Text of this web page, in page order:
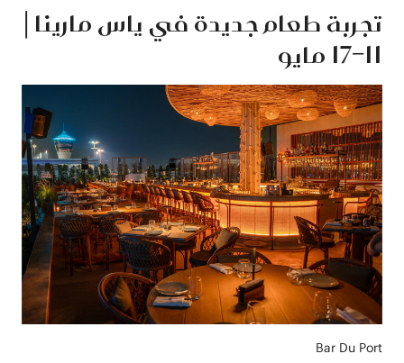
تجربة طعام جديدة في ياس مارينا |
11–17 مايو
Bar Du Port